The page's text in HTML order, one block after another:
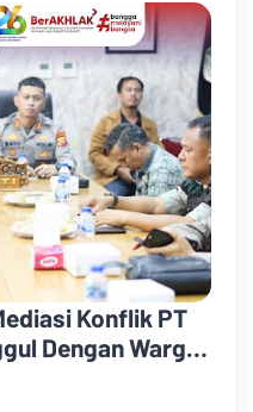
Konflik PT
Dengan Warga